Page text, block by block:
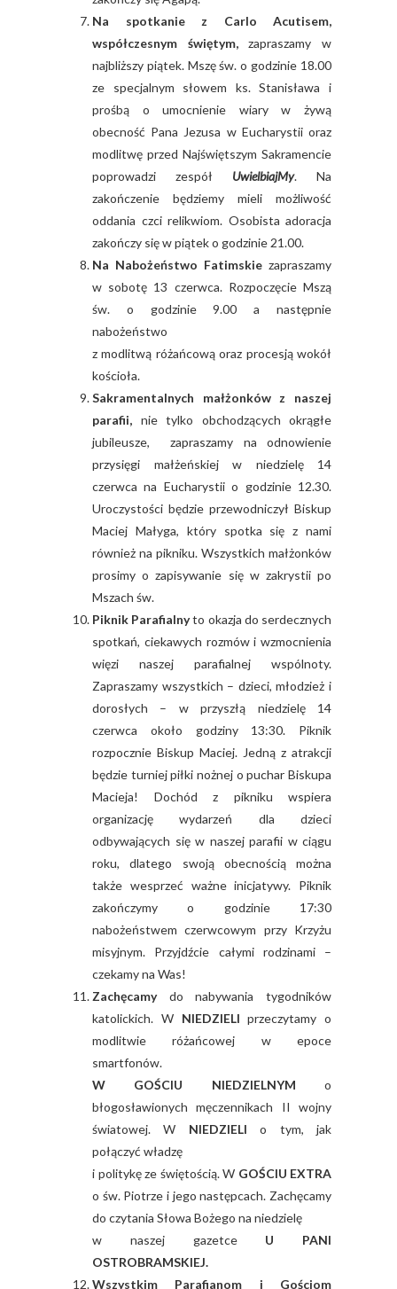
Na spotkanie z Carlo Acutisem,
współczesnym świętym,zapraszamy w
najbliższy piątek. Mszę św. o godzinie 18.00
ze specjalnym słowem ks. Stanisława i
prośbą o umocnienie wiary w żywą
obecność Pana Jezusa w Eucharystii oraz
modlitwę przed Najświętszym Sakramencie
poprowadzi zespół UwielbiajMy. Na
zakończenie będziemy mieli możliwość
oddania czci relikwiom. Osobista adoracja
zakończy się w piątek o godzinie 21.00.
Na Nabożeństwo Fatimskie zapraszamy
w sobotę 13 czerwca. Rozpoczęcie Mszą
św. o godzinie 9.00 a następnie
nabożeństwo
z modlitwą różańcową oraz procesją wokół
kościoła.
Sakramentalnych małżonków z naszej
parafii, nie tylko obchodzących okrągłe
jubileusze, zapraszamy na odnowienie
przysięgi małżeńskiej w niedzielę 14
czerwca na Eucharystii o godzinie 12.30.
Uroczystości będzie przewodniczył Biskup
Maciej Małyga, który spotka się z nami
również na pikniku. Wszystkich małżonków
prosimy o zapisywanie się w zakrystii po
Mszach św.
Piknik Parafialnyto okazja do serdecznych
spotkań, ciekawych rozmów i wzmocnienia
więzi naszej parafialnej wspólnoty.
Zapraszamy wszystkich – dzieci, młodzież i
dorosłych – w przyszłą niedzielę 14
czerwca około godziny 13:30. Piknik
rozpocznie Biskup Maciej. Jedną z atrakcji
będzie turniej piłki nożnej o puchar Biskupa
Macieja! Dochód z pikniku wspiera
organizację wydarzeń dla dzieci
odbywających się w naszej parafii w ciągu
roku, dlatego swoją obecnością można
także wesprzeć ważne inicjatywy. Piknik
zakończymy o godzinie 17:30
nabożeństwem czerwcowym przy Krzyżu
misyjnym. Przyjdźcie całymi rodzinami –
czekamy na Was!
Zachęcamydo nabywania tygodników
katolickich. W NIEDZIELI przeczytamy o
modlitwie różańcowej w epoce
smartfonów.
W GOŚCIU NIEDZIELNYM o
błogosławionych męczennikach II wojny
światowej. W NIEDZIELI o tym, jak
połączyć władzę
i politykę ze świętością. W GOŚCIU EXTRA
o św. Piotrze i jego następcach. Zachęcamy
do czytania Słowa Bożego na niedzielę
w naszej gazetce U PANI
OSTROBRAMSKIEJ.
Wszystkim Parafianom i Gościom